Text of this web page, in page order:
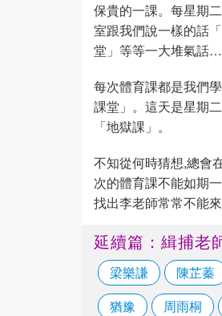
保貴的一課。每星期
室跟我們說一樣的話
堂」等等一大堆氣話
每次體育課都是我們
課堂」。這天是星期
「地獄課」。
不知從何時猜想,總會
次的體育課不能如期
找出李老師常常不能
延續篇：緝捕老
梁樂謙 陳芷蓁
猶豫
周雨桐